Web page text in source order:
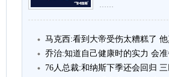
……
马克西:看到大帝受伤太糟糕了
乔治:知道自己健康时的实力 会
76人总裁:和纳斯下季还会回归